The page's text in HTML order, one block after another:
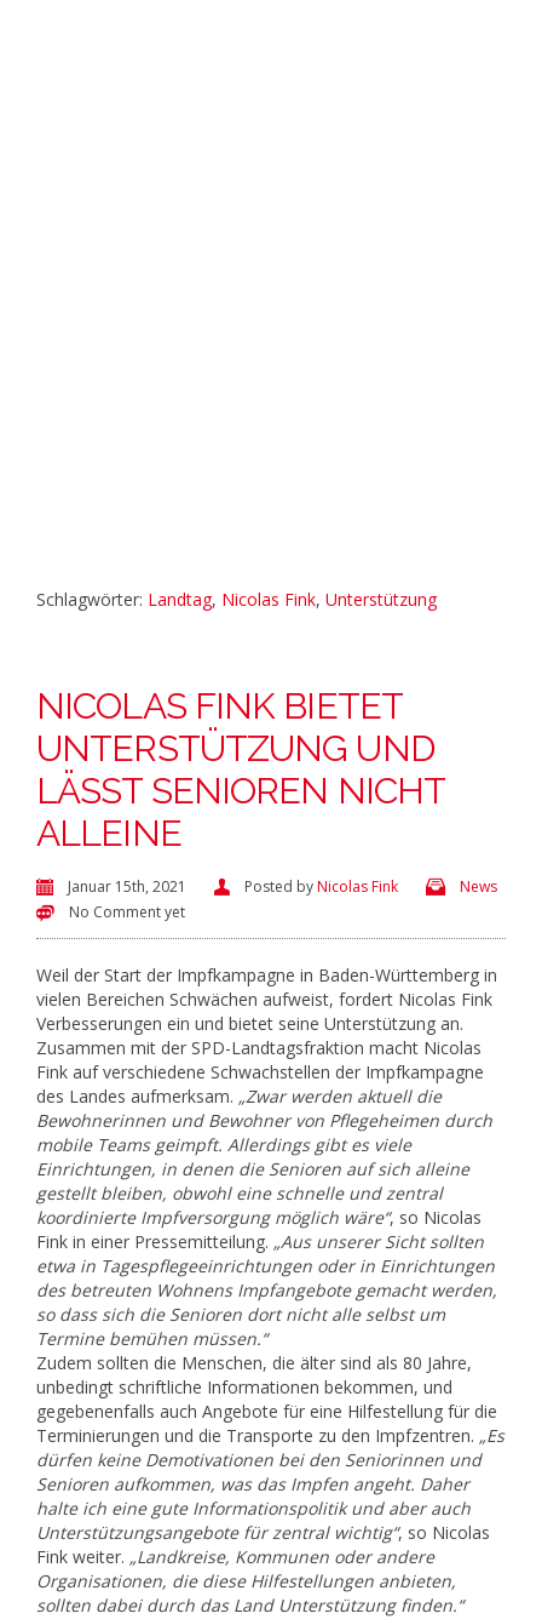
Schlagwörter: Landtag, Nicolas Fink, Unterstützung
NICOLAS FINK BIETET
UNTERSTÜTZUNG UND
LÄSST SENIOREN NICHT
ALLEINE
Januar 15th, 2021 Posted byNicolas Fink
News
No Comment yet
Weil der Start der Impfkampagne in Baden-Württemberg in
vielen Bereichen Schwächen aufweist, fordert Nicolas Fink
Verbesserungen ein und bietet seine Unterstützung an.
Zusammen mit der SPD-Landtagsfraktion macht Nicolas
Fink auf verschiedene Schwachstellen der Impfkampagne
des Landes aufmerksam. „Zwar werden aktuell die
Bewohnerinnen und Bewohner von Pflegeheimen durch
mobile Teams geimpft. Allerdings gibt es viele
Einrichtungen, in denen die Senioren auf sich alleine
gestellt bleiben, obwohl eine schnelle und zentral
koordinierte Impfversorgung möglich wäre“, so Nicolas
Fink in einer Pressemitteilung. „Aus unserer Sicht sollten
etwa in Tagespflegeeinrichtungen oder in Einrichtungen
des betreuten Wohnens Impfangebote gemacht werden,
so dass sich die Senioren dort nicht alle selbst um
Termine bemühen müssen.“
Zudem sollten die Menschen, die älter sind als 80 Jahre,
unbedingt schriftliche Informationen bekommen, und
gegebenenfalls auch Angebote für eine Hilfestellung für die
Terminierungen und die Transporte zu den Impfzentren. „Es
dürfen keine Demotivationen bei den Seniorinnen und
Senioren aufkommen, was das Impfen angeht. Daher
halte ich eine gute Informationspolitik und aber auch
Unterstützungsangebote für zentral wichtig“, so Nicolas
Fink weiter. „Landkreise, Kommunen oder andere
Organisationen, die diese Hilfestellungen anbieten,
sollten dabei durch das Land Unterstützung finden.“